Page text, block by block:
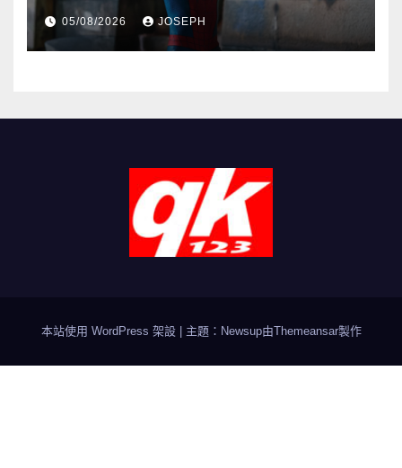
05/08/2026 JOSEPH
本站使用 WordPress 架設 | 主題：Newsup由Themeansar製作